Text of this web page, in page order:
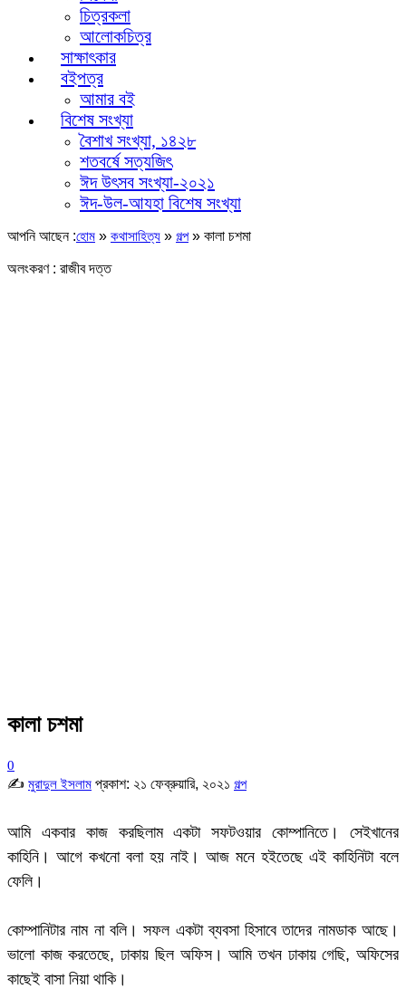
চিত্রকলা
আলোকচিত্র
সাক্ষাৎকার
বইপত্র
আমার বই
বিশেষ সংখ্যা
বৈশাখ সংখ্যা, ১৪২৮
শতবর্ষে সত্যজিৎ
ঈদ উৎসব সংখ্যা-২০২১
ঈদ-উল-আযহা বিশেষ সংখ্যা
আপনি আছেন :হোম » কথাসাহিত্য » গল্প » কালা চশমা
অলংকরণ : রাজীব দত্ত
কালা চশমা
0
✍ মুরাদুল ইসলাম প্রকাশ: ২১ ফেব্রুয়ারি, ২০২১ গল্প
আমি একবার কাজ করছিলাম একটা সফটওয়ার কোম্পানিতে। সেইখানের
কাহিনি। আগে কখনো বলা হয় নাই। আজ মনে হইতেছে এই কাহিনিটা বলে
ফেলি।
কোম্পানিটার নাম না বলি। সফল একটা ব্যবসা হিসাবে তাদের নামডাক আছে।
ভালো কাজ করতেছে, ঢাকায় ছিল অফিস। আমি তখন ঢাকায় গেছি, অফিসের
কাছেই বাসা নিয়া থাকি।